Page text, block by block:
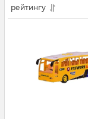
рейтингу